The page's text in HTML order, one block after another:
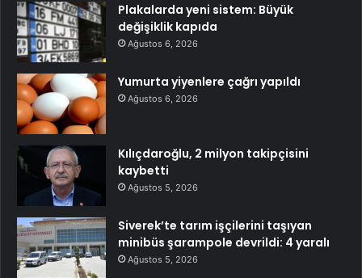
Plakalarda yeni sistem: Büyük
değişiklik kapıda
Ağustos 6, 2026
Yumurta yiyenlere çağrı yapıldı
Ağustos 6, 2026
Kılıçdaroğlu, 2 milyon takipçisini
kaybetti
Ağustos 5, 2026
Siverek’te tarım işçilerini taşıyan
minibüs şarampole devrildi: 4 yaralı
Ağustos 5, 2026